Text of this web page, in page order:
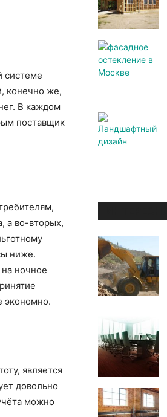
системе
конечно же,
В каждом
поставщик
а во-вторых,
ниже.
ночное
экономно.
является
довольно
можно